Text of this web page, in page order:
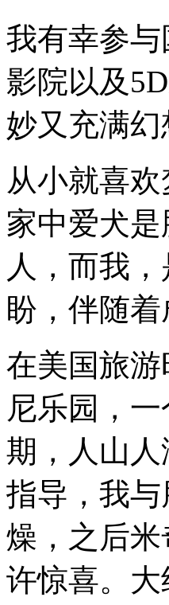
我有幸参
影院以及
妙又充满
从小就喜
家中爱犬
人，而我
盼，伴随着
在美国旅
尼乐园，
期，人山
指导，我
燥，之后
许惊喜。